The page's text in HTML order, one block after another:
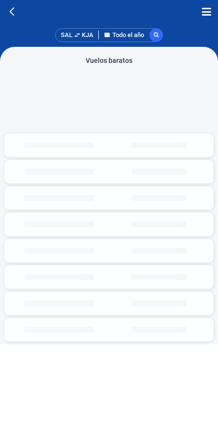
SAL KJA Todo el año
Vuelos baratos